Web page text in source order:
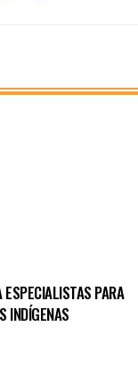
PARA
INDÍGENAS